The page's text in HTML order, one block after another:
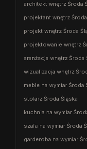
architekt wnętrz Środa
projektant wnętrz
projekt wnętrz Środa
projektowanie wnętrz
aranżacja wnętrz Środa
wizualizacja wnętrz
meble na wymiar Środa
stolarz Środa Śląska
kuchnia na wymiar
szafa na wymiar Środa
garderoba na wymiar